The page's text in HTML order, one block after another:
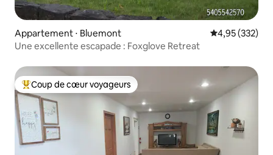
Appartement ⋅ Bluemont Évaluation
4,95 (332)
Une excellente escapade : Foxglove Retreat
Coups de cœur voyageurs les plus appréciés
Coup de cœur voyageurs